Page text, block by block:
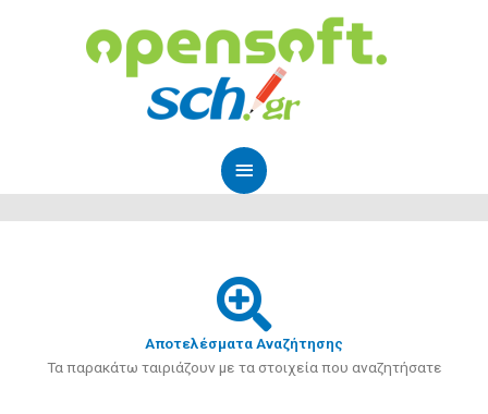
περιεχόμενο
Μενού
Αποτελέσματα Αναζήτησης
Τα παρακάτω ταιριάζουν με τα στοιχεία που αναζητήσατε